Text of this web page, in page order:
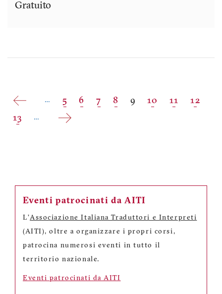
Gratuito
… Pagina
5 Pagina
6 Pagina
7 Pagina
8
Pagina
9 Pagina
10 Pagina
11 Pagina
12
Pagina
13 …
Eventi patrocinati da AITI
L'Associazione Italiana Traduttori e Interpreti
(AITI), oltre a organizzare i propri corsi,
patrocina numerosi eventi in tutto il
territorio nazionale.
Eventi patrocinati da AITI